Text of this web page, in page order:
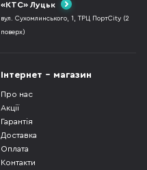
«КТС» Луцьк
вул. Сухомлинського, 1, ТРЦ ПортCity (2
поверх)
Інтернет - магазин
Про нас
Акції
Гарантія
Доставка
Оплата
Контакти